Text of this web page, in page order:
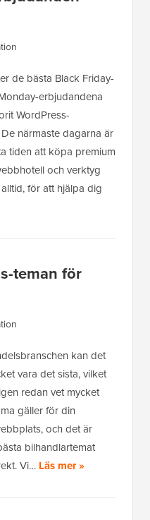
de bästa Black Friday-
erbjudandena
WordPress-
närmaste dagarna är
tiden att köpa premium
och verktyg
för att hjälpa dig
teman för
kan det
vara det sista, vilket
redan vet mycket
gäller för din
och det är
bilhandlartemat
Vi… Läs mer »